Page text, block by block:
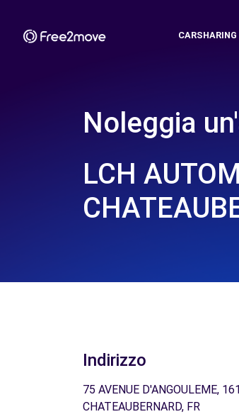
CARSHARING
Noleggia
LCH
Indirizzo
75 AVENUE D'ANGOULEME,
CHATEAUBERNARD, FR